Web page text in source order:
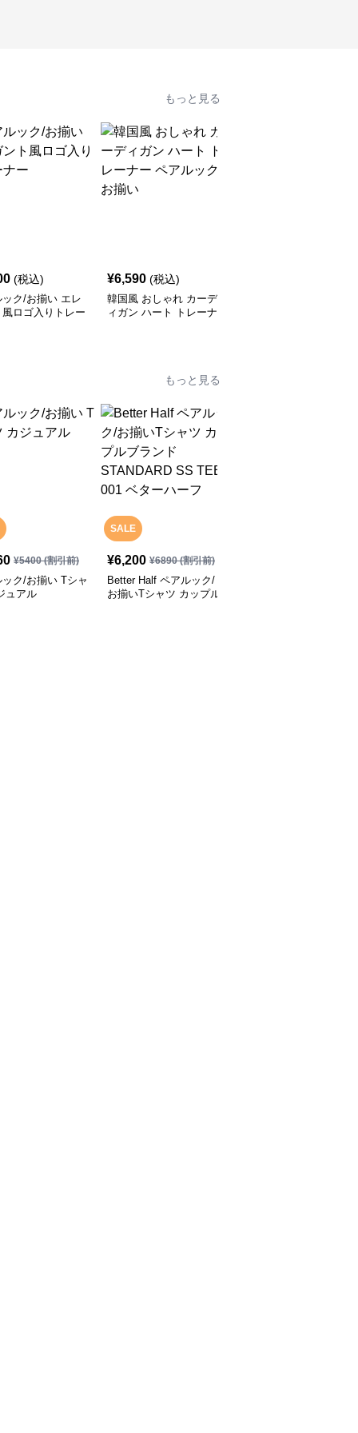
もっと見る
(税込)
ク/お揃い エレ
風ロゴ入りトレー
¥6,590 (税込)
韓国風 おしゃれ カーデ
ィガン ハート トレーナ
もっと見る
¥5400(割引前)
ク/お揃い Tシャ
ュアル
SALE
¥6,200 ¥6890(割引前)
Better Half ペアルック/
お揃いTシャツ カップル